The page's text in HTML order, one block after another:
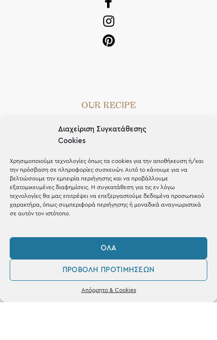
Διαχείριση Συγκατάθεσης
Cookies
Χρησιμοποιούμε τεχνολογίες όπως τα cookies για την αποθήκευση ή/και
την πρόσβαση σε πληροφορίες συσκευών. Αυτό το κάνουμε για να
βελτιώσουμε την εμπειρία περιήγησης και να προβάλλουμε
εξατομικευμένες διαφημίσεις. Η συγκατάθεση για τις εν λόγω
τεχνολογίες θα μας επιτρέψει να επεξεργαστούμε δεδομένα προσωπικού
χαρακτήρα, όπως συμπεριφορά περιήγησης ή μοναδικά αναγνωριστικά
σε αυτόν τον ιστότοπο.
ΌΛΑ
ΠΡΟΒΟΛΉ ΠΡΟΤΙΜΉΣΕΩΝ
Απόρρητο & Cookies
OUR RECIPE
Gifts
Blog
Shop the look
ΚΑΤΑΣΤΗΜΑ
Σταθά 17, 38221 Βόλος
Δευ / Τετ / Σαβ: 09:00 - 15:00
0